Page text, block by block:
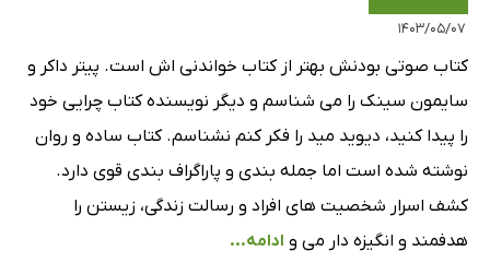
۱۴۰۳/۰۵/۰۷
کتاب صوتی بودنش بهتر از کتاب خواندنی اش است. پیتر داکر و
سایمون سینک را می شناسم و دیگر نویسنده کتاب چرایی خود
را پیدا کنید، دیوید مید را فکر کنم نشناسم. کتاب ساده و روان
نوشته شده است اما جمله بندی و پاراگراف بندی قوی دارد.
کشف اسرار شخصیت های افراد و رسالت زندگی، زیستن را
هدفمند و انگیزه دار می و ادامه...